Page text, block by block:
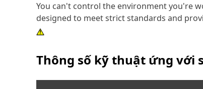
You can't control the environment you're
designed to meet strict standards and
Thông số kỹ thuật ứng với